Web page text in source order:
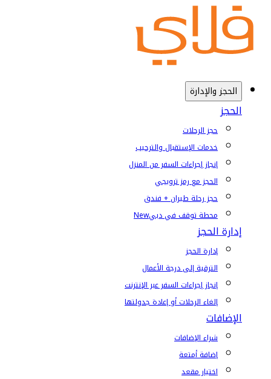
الحجز والإدارة
الحجز
حجز الرحلات
خدمات الإستقبال والترحيب
إنجاز إجراءات السفر من المنزل
الحجز مع رمز ترويجي
حجز رحلة طيران + فندق
محطة توقف في دبيNew
إدارة الحجز
إدارة الحجز
الترقية إلى درجة الأعمال
إنجاز إجراءات السفر عبر الإنترنت
إلغاء الرحلات أو إعادة جدولتها
الإضافات
شراء الإضافات
إضافة أمتعة
اختيار مقعد